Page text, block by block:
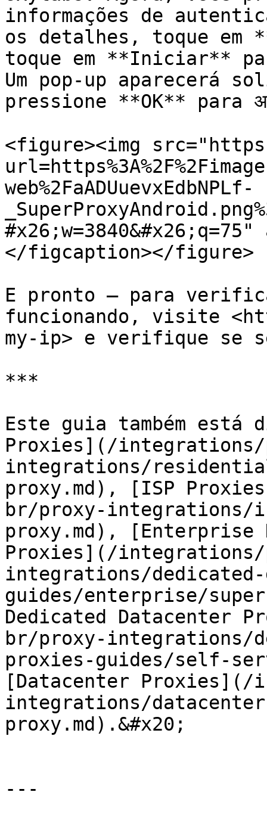
informações de
os detalhes, toque em
toque em **Iniciar**
Um pop-up aparecerá
pressione **OK** para
<figure><img
web%2FaADUuevxEdbNPLf-
</figcaption></figure>
E pronto – para
funcionando, visite
my-ip> e verifique se
***
Este guia também
Proxies](/
integrations/
proxy.md), [ISP
br/proxy-integrations/
proxy.md), [Enterprise
Proxies](/
integrations/
guides/enterprise/
Dedicated Datacenter
br/proxy-integrations/
proxies-guides/self-
[Datacenter
integrations/
proxy.md).&#x20;
---